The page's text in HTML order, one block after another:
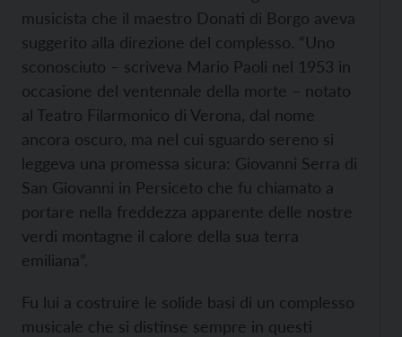
musicista che il maestro Donati di Borgo aveva
suggerito alla direzione del complesso. “Uno
sconosciuto – scriveva Mario Paoli nel 1953 in
occasione del ventennale della morte – notato
al Teatro Filarmonico di Verona, dal nome
ancora oscuro, ma nel cui sguardo sereno si
leggeva una promessa sicura: Giovanni Serra di
San Giovanni in Persiceto che fu chiamato a
portare nella freddezza apparente delle nostre
verdi montagne il calore della sua terra
emiliana”.
Fu lui a costruire le solide basi di un complesso
musicale che si distinse sempre in questi